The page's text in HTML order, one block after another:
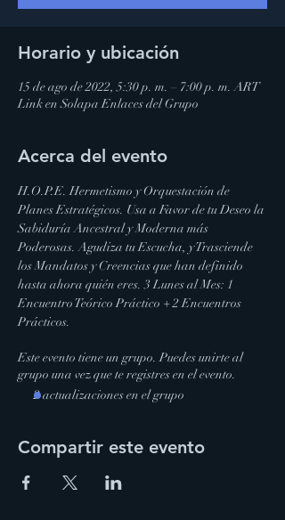
Horario y ubicación
15 de ago de 2022, 5:30 p. m. – 7:00 p. m. ART
Link en Solapa Enlaces del Grupo
Acerca del evento
H.O.P.E. Hermetismo y Orquestación de
Planes Estratégicos. Usa a Favor de tu Deseo la
Sabiduría Ancestral y Moderna más
Poderosas. Agudiza tu Escucha, y Trasciende
los Mandatos y Creencias que han definido
hasta ahora quién eres. 3 Lunes al Mes: 1
Encuentro Teórico Práctico + 2 Encuentros
Prácticos.
Este evento tiene un grupo. Puedes unirte al
grupo una vez que te registres en el evento.
2 actualizaciones en el grupo
Compartir este evento